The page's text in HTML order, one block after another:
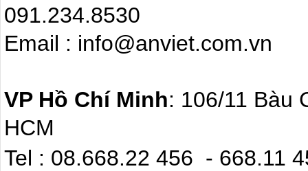
091.234.8530
Email :
VP Hồ Chí Minh: 106/11 Bàu
HCM
Tel : 08.668.22